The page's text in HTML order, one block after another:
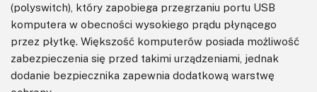
(polyswitch), który zapobiega przegrzaniu portu USB
komputera w obecności wysokiego prądu płynącego
przez płytkę. Większość komputerów posiada możliwość
zabezpieczenia się przed takimi urządzeniami, jednak
dodanie bezpiecznika zapewnia dodatkową warstwę